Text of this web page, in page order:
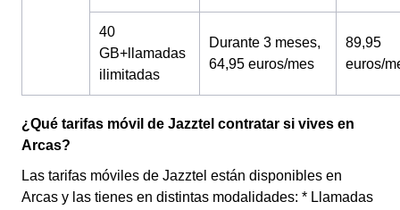
40
GB+llamadas
ilimitadas
Durante 3 meses,
64,95 euros/mes
89,95
euros/
¿Qué tarifas móvil de Jazztel contratar si vives en
Arcas?
Las tarifas móviles de Jazztel están disponibles en
Arcas y las tienes en distintas modalidades: * Llamadas